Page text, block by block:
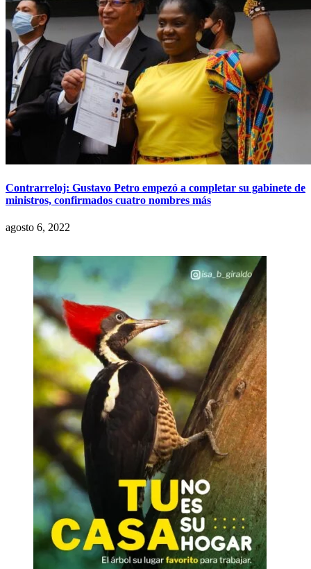
Contrarreloj: Gustavo Petro empezó a completar su gabinete de
ministros, confirmados cuatro nombres más
agosto 6, 2022